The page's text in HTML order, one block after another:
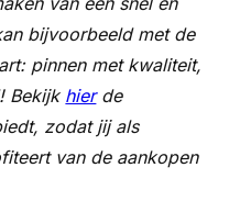
bijvoorbeeld met de
pinnen met kwaliteit,
Bekijk hierde
zodat jij als
van de aankopen